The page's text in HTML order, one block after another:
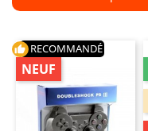
thumb_up RECOMMANDÉ
NEUF